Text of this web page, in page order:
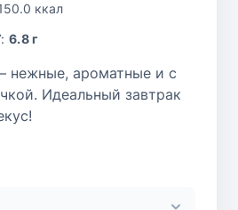
ккал
6.8 г
ароматные и с
Идеальный завтрак